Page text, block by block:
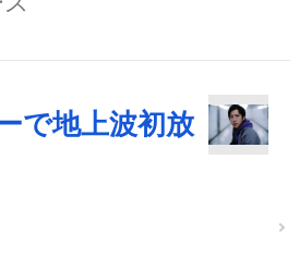
で地上波初放